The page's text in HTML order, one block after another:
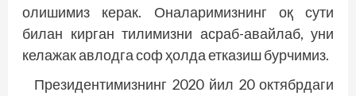
олишимиз керак. Оналаримизнинг оқ сути
билан кирган тилимизни асраб-авайлаб, уни
келажак авлодга соф ҳолда етказиш бурчимиз.
Президентимизнинг 2020 йил 20 октябрдаги